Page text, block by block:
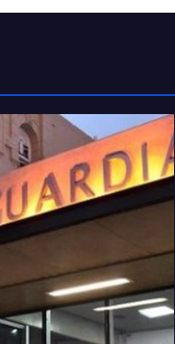
para levantar el paro